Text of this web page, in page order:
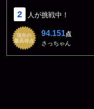
2 人が挑戦中！
現在の
最高得点
94.151点
さっちゃん